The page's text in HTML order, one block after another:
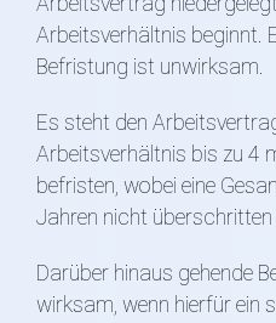
Arbeitsverhältnis beginnt.
Befristung ist unwirksam.
Es steht den
Arbeitsverhältnis bis zu 4
befristen, wobei eine
Jahren nicht
Darüber hinaus gehende
wirksam, wenn hierfür ein